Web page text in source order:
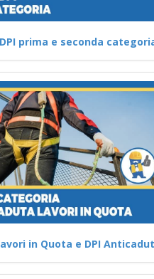
prima e seconda
in Quota e DPI